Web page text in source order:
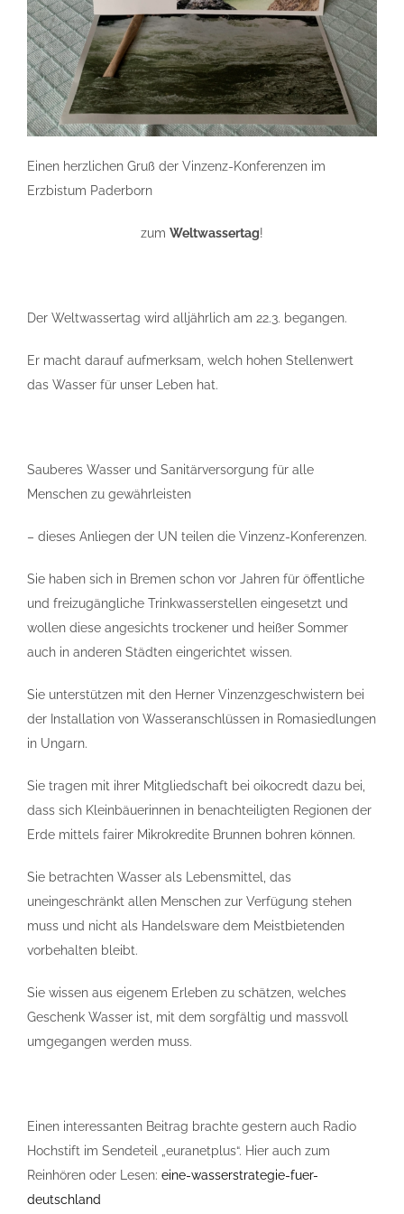
Einen herzlichen Gruß der Vinzenz-Konferenzen im
Erzbistum Paderborn
zum Weltwassertag!
Der Weltwassertag wird alljährlich am 22.3. begangen.
Er macht darauf aufmerksam, welch hohen Stellenwert
das Wasser für unser Leben hat.
Sauberes Wasser und Sanitärversorgung für alle
Menschen zu gewährleisten
– dieses Anliegen der UN teilen die Vinzenz-Konferenzen.
Sie haben sich in Bremen schon vor Jahren für öffentliche
und freizugängliche Trinkwasserstellen eingesetzt und
wollen diese angesichts trockener und heißer Sommer
auch in anderen Städten eingerichtet wissen.
Sie unterstützen mit den Herner Vinzenzgeschwistern bei
der Installation von Wasseranschlüssen in Romasiedlungen
in Ungarn.
Sie tragen mit ihrer Mitgliedschaft bei oikocredt dazu bei,
dass sich Kleinbäuerinnen in benachteiligten Regionen der
Erde mittels fairer Mikrokredite Brunnen bohren können.
Sie betrachten Wasser als Lebensmittel, das
uneingeschränkt allen Menschen zur Verfügung stehen
muss und nicht als Handelsware dem Meistbietenden
vorbehalten bleibt.
Sie wissen aus eigenem Erleben zu schätzen, welches
Geschenk Wasser ist, mit dem sorgfältig und massvoll
umgegangen werden muss.
Einen interessanten Beitrag brachte gestern auch Radio
Hochstift im Sendeteil „euranetplus“. Hier auch zum
Reinhören oder Lesen: eine-wasserstrategie-fuer-
deutschland